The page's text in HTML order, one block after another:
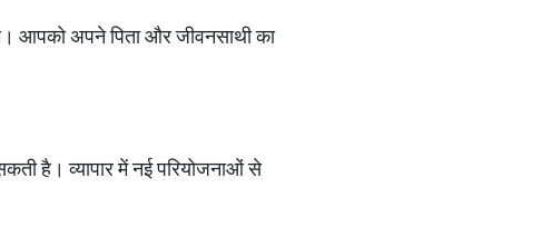
आपको अपने पिता और जीवनसाथी का
है। व्यापार में नई परियोजनाओं से